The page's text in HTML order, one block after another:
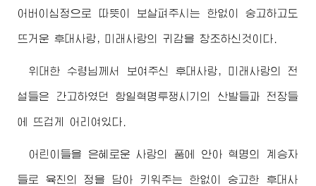
어버이 심정으로 따뜻이 보살펴주시는 한없이 숭고하고도
뜨거운 후대사랑, 미래사랑의 귀감을 창조하신것이다.
위대한 수령님 께서 보여주신 후대사랑, 미래사랑의 전
설들은 간고하였던 항일혁명투쟁시기의 산발들과 전장들
에 뜨겁게 어리여있다.
어린이들을 은혜로운 사랑의 품에 안아 혁명의 계승자
들로 육친의 정을 담아 키워주는 한없이 숭고한 후대사